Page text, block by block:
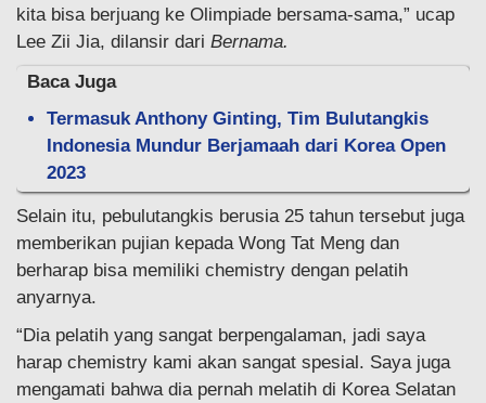
kita bisa berjuang ke Olimpiade bersama-sama,” ucap
Lee Zii Jia, dilansir dari Bernama.
Baca Juga
Termasuk Anthony Ginting, Tim Bulutangkis
Indonesia Mundur Berjamaah dari Korea Open
2023
Selain itu, pebulutangkis berusia 25 tahun tersebut juga
memberikan pujian kepada Wong Tat Meng dan
berharap bisa memiliki chemistry dengan pelatih
anyarnya.
“Dia pelatih yang sangat berpengalaman, jadi saya
harap chemistry kami akan sangat spesial. Saya juga
mengamati bahwa dia pernah melatih di Korea Selatan